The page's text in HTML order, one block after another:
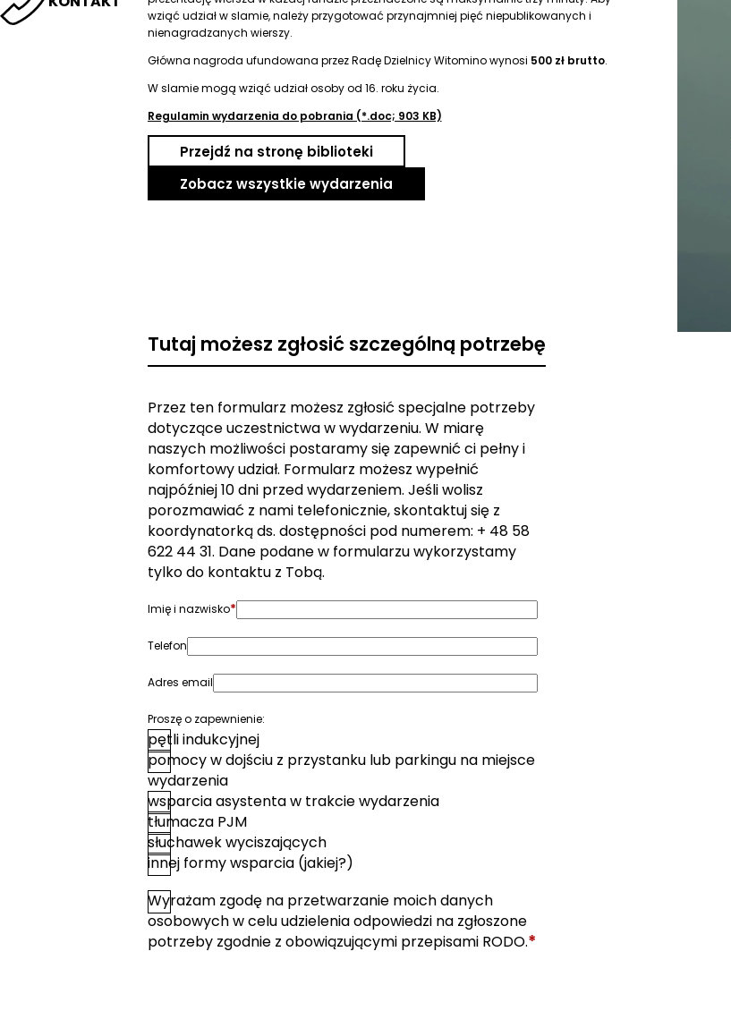
wziąć udział w slamie, należy przygotować przynajmniej pięć niepublikowanych i
nienagradzanych wierszy.
Główna nagroda ufundowana przez Radę Dzielnicy Witomino wynosi 500 zł brutto.
W slamie mogą wziąć udział osoby od 16. roku życia.
Regulamin wydarzenia do pobrania (*.doc; 903 KB)
Przejdź na stronę biblioteki
Zobacz wszystkie wydarzenia
Tutaj możesz zgłosić szczególną potrzebę
Przez ten formularz możesz zgłosić specjalne potrzeby
dotyczące uczestnictwa w wydarzeniu. W miarę
naszych możliwości postaramy się zapewnić ci pełny i
komfortowy udział. Formularz możesz wypełnić
najpóźniej 10 dni przed wydarzeniem. Jeśli wolisz
porozmawiać z nami telefonicznie, skontaktuj się z
koordynatorką ds. dostępności pod numerem: + 48 58
622 44 31. Dane podane w formularzu wykorzystamy
tylko do kontaktu z Tobą.
Imię i nazwisko*
Telefon
Adres email
Proszę o zapewnienie:
pętli indukcyjnej
pomocy w dojściu z przystanku lub parkingu na miejsce
wydarzenia
wsparcia asystenta w trakcie wydarzenia
tłumacza PJM
słuchawek wyciszających
innej formy wsparcia (jakiej?)
Zgoda*
Wyrażam zgodę na przetwarzanie moich danych
osobowych w celu udzielenia odpowiedzi na zgłoszone
potrzeby zgodnie z obowiązującymi przepisami RODO.*